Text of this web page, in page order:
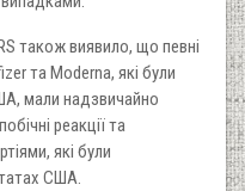
також виявило, що певні
та Moderna, які були
мали надзвичайно
реакції та
які були
США.